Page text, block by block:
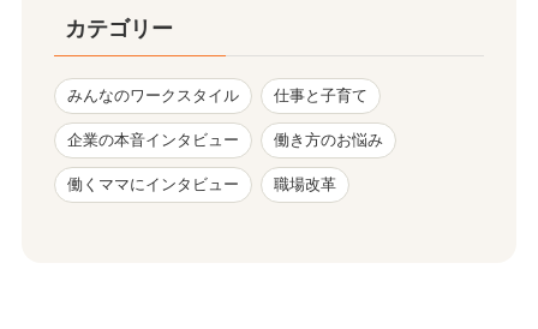
カテゴリー
みんなのワークスタイル 仕事と子育て
企業の本音インタビュー 働き方のお悩み
働くママにインタビュー 職場改革